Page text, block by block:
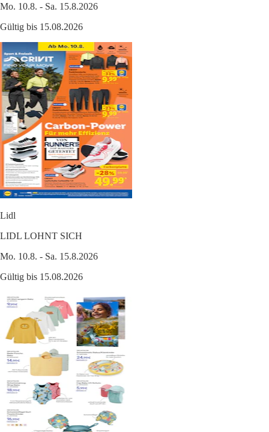
Mo. 10.8. - Sa. 15.8.2026
Gültig bis 15.08.2026
Lidl
LIDL LOHNT SICH
Mo. 10.8. - Sa. 15.8.2026
Gültig bis 15.08.2026